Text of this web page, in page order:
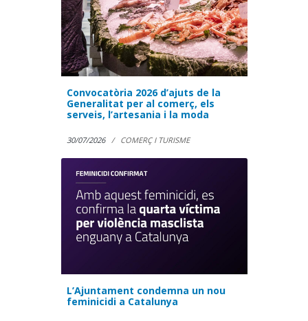
Convocatòria 2026 d’ajuts de la
Generalitat per al comerç, els
serveis, l’artesania i la moda
30/07/2026 COMERÇ I TURISME
L’Ajuntament condemna un nou
feminicidi a Catalunya